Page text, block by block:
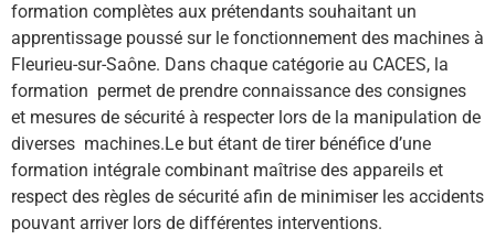
formation complètes aux prétendants souhaitant un
apprentissage poussé sur le fonctionnement des machines à
Fleurieu-sur-Saône. Dans chaque catégorie au CACES, la
formation permet de prendre connaissance des consignes
et mesures de sécurité à respecter lors de la manipulation de
diverses machines.Le but étant de tirer bénéfice d’une
formation intégrale combinant maîtrise des appareils et
respect des règles de sécurité afin de minimiser les accidents
pouvant arriver lors de différentes interventions.